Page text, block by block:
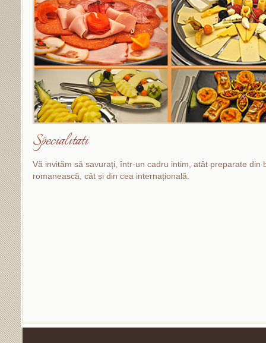
Specialitati
Vă invităm să savurați, într-un cadru intim, atât preparate din
romanească, cât și din cea internațională.